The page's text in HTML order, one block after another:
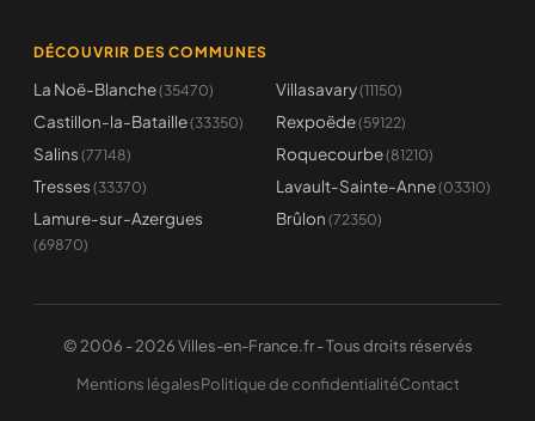
DÉCOUVRIR DES COMMUNES
La Noë-Blanche(35470) Villasavary(11150)
Castillon-la-Bataille(33350) Rexpoëde(59122)
Salins (77148) Roquecourbe(81210)
Tresses (33370) Lavault-Sainte-Anne(03310)
Lamure-sur-Azergues
(69870)
Brûlon (72350)
© 2006 - 2026 Villes-en-France.fr - Tous droits réservés
Mentions légalesPolitique de confidentialitéContact